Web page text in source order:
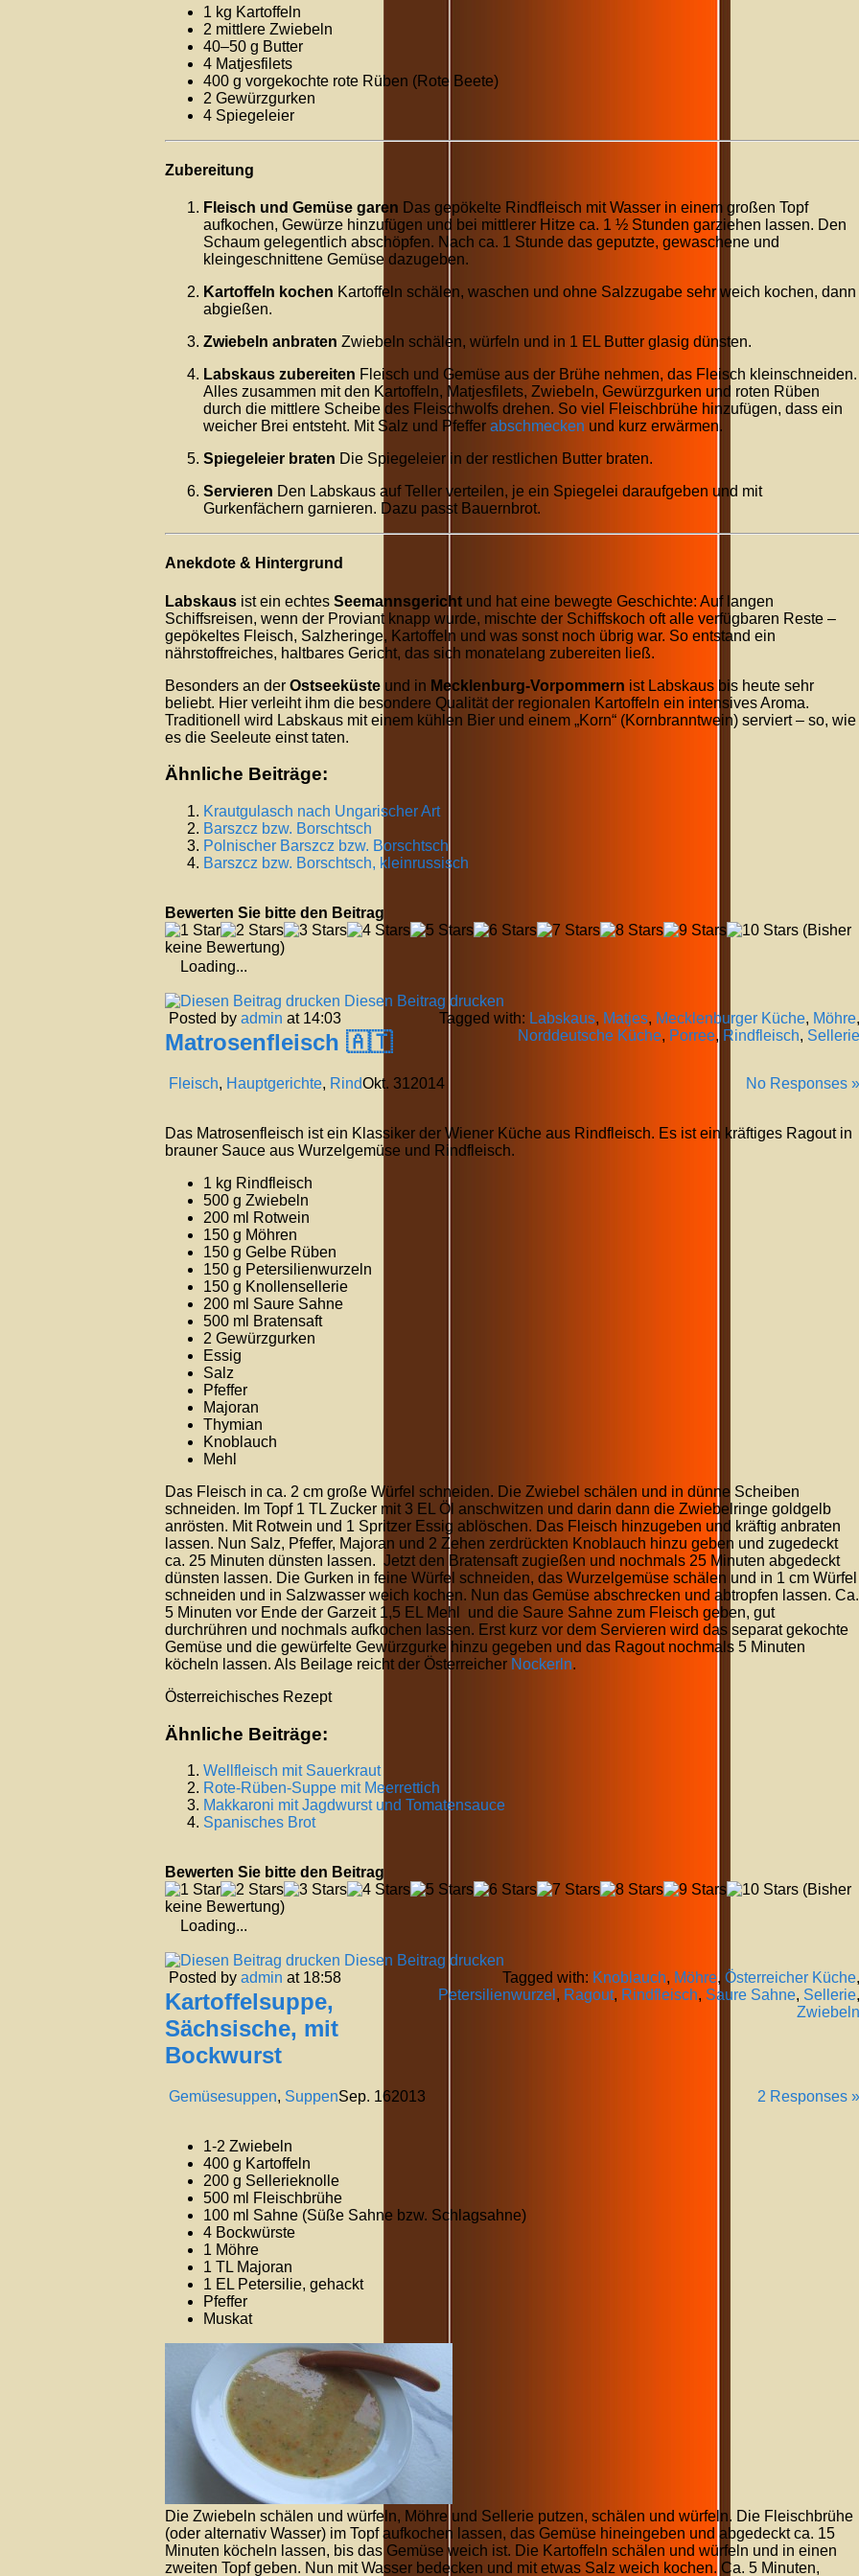
1 kg Kartoffeln
2 mittlere Zwiebeln
40–50 g Butter
4 Matjesfilets
400 g vorgekochte rote Rüben (Rote Beete)
2 Gewürzgurken
4 Spiegeleier
Zubereitung
Fleisch und Gemüse garen Das gepökelte Rindfleisch mit Wasser in einem großen Topf
aufkochen, Gewürze hinzufügen und bei mittlerer Hitze ca. 1 ½ Stunden garziehen lassen. Den
Schaum gelegentlich abschöpfen. Nach ca. 1 Stunde das geputzte, gewaschene und
kleingeschnittene Gemüse dazugeben.
Kartoffeln kochen Kartoffeln schälen, waschen und ohne Salzzugabe sehr weich kochen, dann
abgießen.
Zwiebeln anbraten Zwiebeln schälen, würfeln und in 1 EL Butter glasig dünsten.
Labskaus zubereiten Fleisch und Gemüse aus der Brühe nehmen, das Fleisch kleinschneiden.
Alles zusammen mit den Kartoffeln, Matjesfilets, Zwiebeln, Gewürzgurken und roten Rüben
durch die mittlere Scheibe des Fleischwolfs drehen. So viel Fleischbrühe hinzufügen, dass ein
weicher Brei entsteht. Mit Salz und Pfeffer abschmecken und kurz erwärmen.
Spiegeleier braten Die Spiegeleier in der restlichen Butter braten.
Servieren Den Labskaus auf Teller verteilen, je ein Spiegelei daraufgeben und mit
Gurkenfächern garnieren. Dazu passt Bauernbrot.
Anekdote & Hintergrund
Labskaus ist ein echtes Seemannsgericht und hat eine bewegte Geschichte: Auf langen
Schiffsreisen, wenn der Proviant knapp wurde, mischte der Schiffskoch oft alle verfügbaren Reste –
gepökeltes Fleisch, Salzheringe, Kartoffeln und was sonst noch übrig war. So entstand ein
nährstoffreiches, haltbares Gericht, das sich monatelang zubereiten ließ.
Besonders an der Ostseeküste und in Mecklenburg-Vorpommern ist Labskaus bis heute sehr
beliebt. Hier verleiht ihm die besondere Qualität der regionalen Kartoffeln ein intensives Aroma.
Traditionell wird Labskaus mit einem kühlen Bier und einem „Korn“ (Kornbranntwein) serviert – so, wie
es die Seeleute einst taten.
Ähnliche Beiträge:
Krautgulasch nach Ungarischer Art
Barszcz bzw. Borschtsch
Polnischer Barszcz bzw. Borschtsch
Barszcz bzw. Borschtsch, kleinrussisch
Bewerten Sie bitte den Beitrag
(Bisher
keine Bewertung)
Loading...
Diesen Beitrag drucken
Posted by admin at 14:03 Tagged with: Labskaus, Matjes, Mecklenburger Küche, Möhre,
Norddeutsche Küche, Porree, Rindfleisch, Sellerie
Matrosenfleisch 🇦🇹
Fleisch, Hauptgerichte, Rind No Responses »
Okt. 31 2014
Das Matrosenfleisch ist ein Klassiker der Wiener Küche aus Rindfleisch. Es ist ein kräftiges Ragout in
brauner Sauce aus Wurzelgemüse und Rindfleisch.
1 kg Rindfleisch
500 g Zwiebeln
200 ml Rotwein
150 g Möhren
150 g Gelbe Rüben
150 g Petersilienwurzeln
150 g Knollensellerie
200 ml Saure Sahne
500 ml Bratensaft
2 Gewürzgurken
Essig
Salz
Pfeffer
Majoran
Thymian
Knoblauch
Mehl
Das Fleisch in ca. 2 cm große Würfel schneiden. Die Zwiebel schälen und in dünne Scheiben
schneiden. Im Topf 1 TL Zucker mit 3 EL Öl anschwitzen und darin dann die Zwiebelringe goldgelb
anrösten. Mit Rotwein und 1 Spritzer Essig ablöschen. Das Fleisch hinzugeben und kräftig anbraten
lassen. Nun Salz, Pfeffer, Majoran und 2 Zehen zerdrückten Knoblauch hinzu geben und zugedeckt
ca. 25 Minuten dünsten lassen. Jetzt den Bratensaft zugießen und nochmals 25 Minuten abgedeckt
dünsten lassen. Die Gurken in feine Würfel schneiden, das Wurzelgemüse schälen und in 1 cm Würfel
schneiden und in Salzwasser weich kochen. Nun das Gemüse abschrecken und abtropfen lassen. Ca.
5 Minuten vor Ende der Garzeit 1,5 EL Mehl und die Saure Sahne zum Fleisch geben, gut
durchrühren und nochmals aufkochen lassen. Erst kurz vor dem Servieren wird das separat gekochte
Gemüse und die gewürfelte Gewürzgurke hinzu gegeben und das Ragout nochmals 5 Minuten
köcheln lassen. Als Beilage reicht der Österreicher Nockerln.
Österreichisches Rezept
Ähnliche Beiträge:
Wellfleisch mit Sauerkraut
Rote-Rüben-Suppe mit Meerrettich
Makkaroni mit Jagdwurst und Tomatensauce
Spanisches Brot
Bewerten Sie bitte den Beitrag
(Bisher
keine Bewertung)
Loading...
Diesen Beitrag drucken
Posted by admin at 18:58 Tagged with: Knoblauch, Möhre, Österreicher Küche,
Petersilienwurzel , Ragout, Rindfleisch, Saure Sahne, Sellerie,
Zwiebeln
Kartoffelsuppe,
Sächsische, mit
Bockwurst
Gemüsesuppen, Suppen 2 Responses »
Sep. 162013
1-2 Zwiebeln
400 g Kartoffeln
200 g Sellerieknolle
500 ml Fleischbrühe
100 ml Sahne (Süße Sahne bzw. Schlagsahne)
4 Bockwürste
1 Möhre
1 TL Majoran
1 EL Petersilie, gehackt
Pfeffer
Muskat
Die Zwiebeln schälen und würfeln, Möhre und Sellerie putzen, schälen und würfeln. Die Fleischbrühe
(oder alternativ Wasser) im Topf aufkochen lassen, das Gemüse hineingeben und abgedeckt ca. 15
Minuten köcheln lassen, bis das Gemüse weich ist. Die Kartoffeln schälen und würfeln und in einen
zweiten Topf geben. Nun mit Wasser bedecken und mit etwas Salz weich kochen. Ca. 5 Minuten,